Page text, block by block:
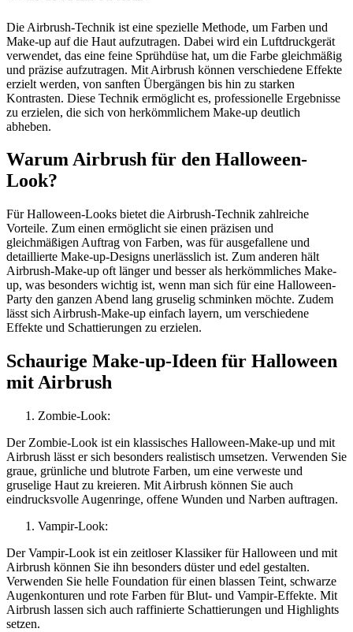
Die Airbrush-Technik ist eine spezielle Methode, um Farben und
Make-up auf die Haut aufzutragen. Dabei wird ein Luftdruckgerät
verwendet, das eine feine Sprühdüse hat, um die Farbe gleichmäßig
und präzise aufzutragen. Mit Airbrush können verschiedene Effekte
erzielt werden, von sanften Übergängen bis hin zu starken
Kontrasten. Diese Technik ermöglicht es, professionelle Ergebnisse
zu erzielen, die sich von herkömmlichem Make-up deutlich
abheben.
Warum Airbrush für den Halloween-
Look?
Für Halloween-Looks bietet die Airbrush-Technik zahlreiche
Vorteile. Zum einen ermöglicht sie einen präzisen und
gleichmäßigen Auftrag von Farben, was für ausgefallene und
detaillierte Make-up-Designs unerlässlich ist. Zum anderen hält
Airbrush-Make-up oft länger und besser als herkömmliches Make-
up, was besonders wichtig ist, wenn man sich für eine Halloween-
Party den ganzen Abend lang gruselig schminken möchte. Zudem
lässt sich Airbrush-Make-up einfach layern, um verschiedene
Effekte und Schattierungen zu erzielen.
Schaurige Make-up-Ideen für Halloween
mit Airbrush
Zombie-Look:
Der Zombie-Look ist ein klassisches Halloween-Make-up und mit
Airbrush lässt er sich besonders realistisch umsetzen. Verwenden Sie
graue, grünliche und blutrote Farben, um eine verweste und
gruselige Haut zu kreieren. Mit Airbrush können Sie auch
eindrucksvolle Augenringe, offene Wunden und Narben auftragen.
Vampir-Look:
Der Vampir-Look ist ein zeitloser Klassiker für Halloween und mit
Airbrush können Sie ihn besonders düster und edel gestalten.
Verwenden Sie helle Foundation für einen blassen Teint, schwarze
Augenkonturen und rote Farben für Blut- und Vampir-Effekte. Mit
Airbrush lassen sich auch raffinierte Schattierungen und Highlights
setzen.